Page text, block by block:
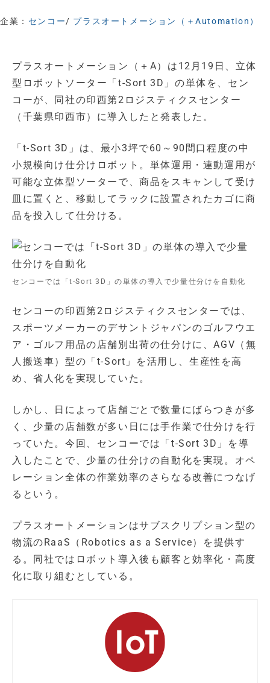
企業： センコー/ プラスオートメーション（＋Automation）
プラスオートメーション（＋A）は12月19日、立体
型ロボットソーター「t-Sort 3D」の単体を、セン
コーが、同社の印西第2ロジスティクスセンター
（千葉県印西市）に導入したと発表した。
「t-Sort 3D」は、最小3坪で60～90間口程度の中
小規模向け仕分けロボット。単体運用・連動運用が
可能な立体型ソーターで、商品をスキャンして受け
皿に置くと、移動してラックに設置されたカゴに商
品を投入して仕分ける。
センコーでは「t-Sort 3D」の単体の導入で少量仕分けを自動化
センコーの印西第2ロジスティクスセンターでは、
スポーツメーカーのデサントジャパンのゴルフウエ
ア・ゴルフ用品の店舗別出荷の仕分けに、AGV（無
人搬送車）型の「t-Sort」を活用し、生産性を高
め、省人化を実現していた。
しかし、日によって店舗ごとで数量にばらつきが多
く、少量の店舗数が多い日には手作業で仕分けを行
っていた。今回、センコーでは「t-Sort 3D」を導
入したことで、少量の仕分けの自動化を実現。オペ
レーション全体の作業効率のさらなる改善につなげ
るという。
プラスオートメーションはサブスクリプション型の
物流のRaaS（Robotics as a Service）を提供す
る。同社ではロボット導入後も顧客と効率化・高度
化に取り組むとしている。